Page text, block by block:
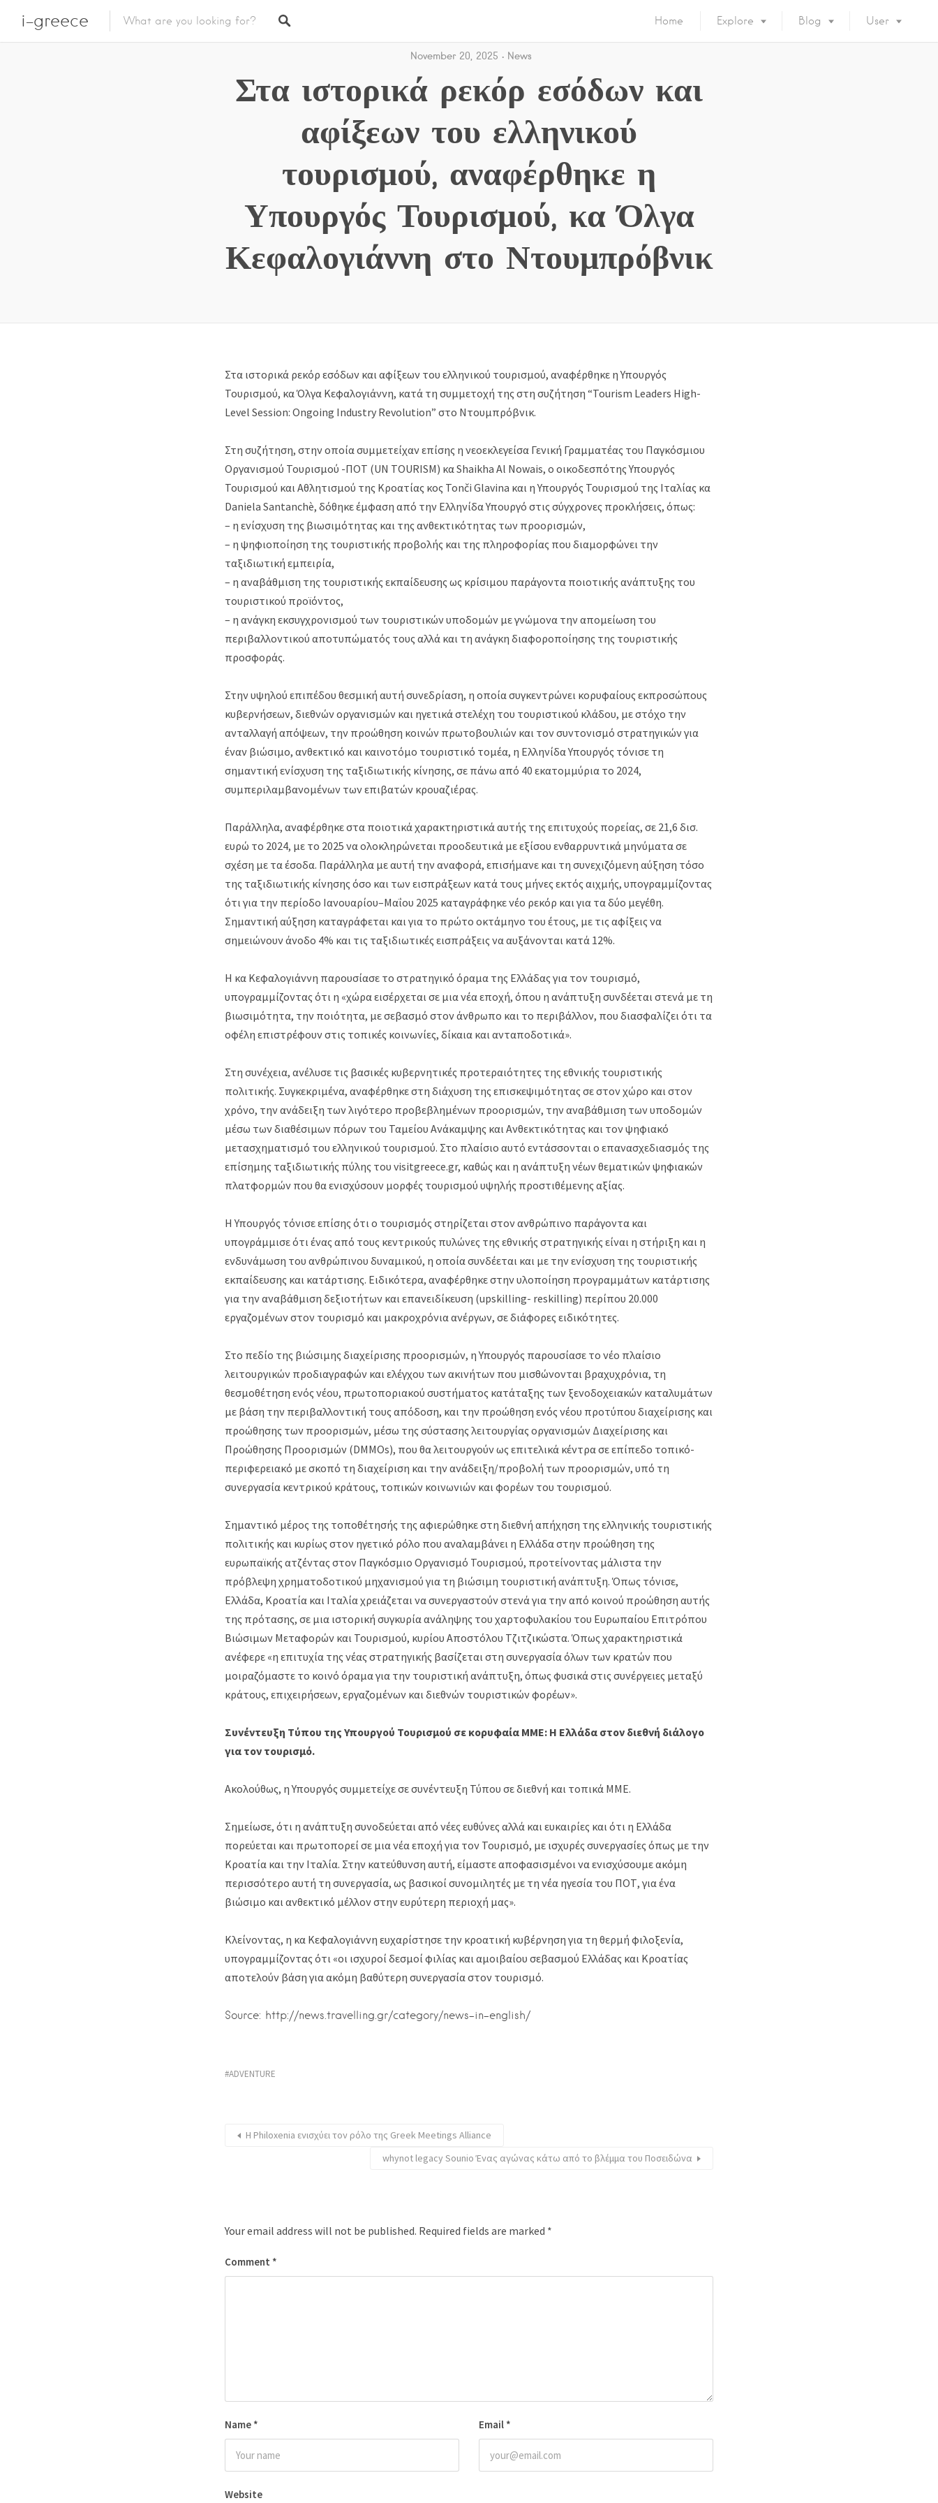
i-greece Home Explore Blog User
November 20, 2025 News
Στα ιστορικά ρεκόρ εσόδων και
αφίξεων του ελληνικού
τουρισμού, αναφέρθηκε η
Υπουργός Τουρισμού, κα Όλγα
Κεφαλογιάννη στο Ντουμπρόβνικ
Στα ιστορικά ρεκόρ εσόδων και αφίξεων του ελληνικού τουρισμού, αναφέρθηκε η Υπουργός
Τουρισμού, κα Όλγα Κεφαλογιάννη, κατά τη συμμετοχή της στη συζήτηση “Tourism Leaders High-
Level Session: Ongoing Industry Revolution” στο Ντουμπρόβνικ.
Στη συζήτηση, στην οποία συμμετείχαν επίσης η νεοεκλεγείσα Γενική Γραμματέας του Παγκόσμιου
Οργανισμού Τουρισμού -ΠΟΤ (UN TOURISM) κα Shaikha Al Nowais, ο οικοδεσπότης Υπουργός
Τουρισμού και Αθλητισμού της Κροατίας κος Tonči Glavina και η Υπουργός Τουρισμού της Ιταλίας κα
Daniela Santanchè, δόθηκε έμφαση από την Ελληνίδα Υπουργό στις σύγχρονες προκλήσεις, όπως:
– η ενίσχυση της βιωσιμότητας και της ανθεκτικότητας των προορισμών,
– ⁠η ψηφιοποίηση της τουριστικής προβολής και της πληροφορίας που διαμορφώνει την
ταξιδιωτική εμπειρία,
– ⁠η αναβάθμιση της τουριστικής εκπαίδευσης ως κρίσιμου παράγοντα ποιοτικής ανάπτυξης του
τουριστικού προϊόντος,
– ⁠η ανάγκη εκσυγχρονισμού των τουριστικών υποδομών με γνώμονα την απομείωση του
περιβαλλοντικού αποτυπώματός τους αλλά και τη ανάγκη διαφοροποίησης της τουριστικής
προσφοράς.
Στην υψηλού επιπέδου θεσμική αυτή συνεδρίαση, η οποία συγκεντρώνει κορυφαίους εκπροσώπους
κυβερνήσεων, διεθνών οργανισμών και ηγετικά στελέχη του τουριστικού κλάδου, με στόχο την
ανταλλαγή απόψεων, την προώθηση κοινών πρωτοβουλιών και τον συντονισμό στρατηγικών για
έναν βιώσιμο, ανθεκτικό και καινοτόμο τουριστικό τομέα, η Ελληνίδα Υπουργός τόνισε τη
σημαντική ενίσχυση της ταξιδιωτικής κίνησης, σε πάνω από 40 εκατομμύρια το 2024,
συμπεριλαμβανομένων των επιβατών κρουαζιέρας.
Παράλληλα, αναφέρθηκε στα ποιοτικά χαρακτηριστικά αυτής της επιτυχούς πορείας, σε 21,6 δισ.
ευρώ το 2024, με το 2025 να ολοκληρώνεται προοδευτικά με εξίσου ενθαρρυντικά μηνύματα σε
σχέση με τα έσοδα. Παράλληλα με αυτή την αναφορά, επισήμανε και τη συνεχιζόμενη αύξηση τόσο
της ταξιδιωτικής κίνησης όσο και των εισπράξεων κατά τους μήνες εκτός αιχμής, υπογραμμίζοντας
ότι για την περίοδο Ιανουαρίου–Μαΐου 2025 καταγράφηκε νέο ρεκόρ και για τα δύο μεγέθη.
Σημαντική αύξηση καταγράφεται και για το πρώτο οκτάμηνο του έτους, με τις αφίξεις να
σημειώνουν άνοδο 4% και τις ταξιδιωτικές εισπράξεις να αυξάνονται κατά 12%.
Η κα Κεφαλογιάννη παρουσίασε το στρατηγικό όραμα της Ελλάδας για τον τουρισμό,
υπογραμμίζοντας ότι η «χώρα εισέρχεται σε μια νέα εποχή, όπου η ανάπτυξη συνδέεται στενά με τη
βιωσιμότητα, την ποιότητα, με σεβασμό στον άνθρωπο και το περιβάλλον, που διασφαλίζει ότι τα
οφέλη επιστρέφουν στις τοπικές κοινωνίες, δίκαια και ανταποδοτικά».
Στη συνέχεια, ανέλυσε τις βασικές κυβερνητικές προτεραιότητες της εθνικής τουριστικής
πολιτικής. Συγκεκριμένα, αναφέρθηκε στη διάχυση της επισκεψιμότητας σε στον χώρο και στον
χρόνο, την ανάδειξη των λιγότερο προβεβλημένων προορισμών, την αναβάθμιση των υποδομών
μέσω των διαθέσιμων πόρων του Ταμείου Ανάκαμψης και Ανθεκτικότητας και τον ψηφιακό
μετασχηματισμό του ελληνικού τουρισμού. Στο πλαίσιο αυτό εντάσσονται ο επανασχεδιασμός της
επίσημης ταξιδιωτικής πύλης του visitgreece.gr, καθώς και η ανάπτυξη νέων θεματικών ψηφιακών
πλατφορμών που θα ενισχύσουν μορφές τουρισμού υψηλής προστιθέμενης αξίας.
Η Υπουργός τόνισε επίσης ότι ο τουρισμός στηρίζεται στον ανθρώπινο παράγοντα και
υπογράμμισε ότι ένας από τους κεντρικούς πυλώνες της εθνικής στρατηγικής είναι η στήριξη και η
ενδυνάμωση του ανθρώπινου δυναμικού, η οποία συνδέεται και με την ενίσχυση της τουριστικής
εκπαίδευσης και κατάρτισης. Ειδικότερα, αναφέρθηκε στην υλοποίηση προγραμμάτων κατάρτισης
για την αναβάθμιση δεξιοτήτων και επανειδίκευση (upskilling- reskilling) περίπου 20.000
εργαζομένων στον τουρισμό και μακροχρόνια ανέργων, σε διάφορες ειδικότητες.
Στο πεδίο της βιώσιμης διαχείρισης προορισμών, η Υπουργός παρουσίασε το νέο πλαίσιο
λειτουργικών προδιαγραφών και ελέγχου των ακινήτων που μισθώνονται βραχυχρόνια, τη
θεσμοθέτηση ενός νέου, πρωτοποριακού συστήματος κατάταξης των ξενοδοχειακών καταλυμάτων
με βάση την περιβαλλοντική τους απόδοση, και την προώθηση ενός νέου προτύπου διαχείρισης και
προώθησης των προορισμών, μέσω της σύστασης λειτουργίας οργανισμών Διαχείρισης και
Προώθησης Προορισμών (DMMOs), που θα λειτουργούν ως επιτελικά κέντρα σε επίπεδο τοπικό-
περιφερειακό με σκοπό τη διαχείριση και την ανάδειξη/προβολή των προορισμών, υπό τη
συνεργασία κεντρικού κράτους, τοπικών κοινωνιών και φορέων του τουρισμού.
Σημαντικό μέρος της τοποθέτησής της αφιερώθηκε στη διεθνή απήχηση της ελληνικής τουριστικής
πολιτικής και κυρίως στον ηγετικό ρόλο που αναλαμβάνει η Ελλάδα στην προώθηση της
ευρωπαϊκής ατζέντας στον Παγκόσμιο Οργανισμό Τουρισμού, προτείνοντας μάλιστα την
πρόβλεψη χρηματοδοτικού μηχανισμού για τη βιώσιμη τουριστική ανάπτυξη. Όπως τόνισε,
Ελλάδα, Κροατία και Ιταλία χρειάζεται να συνεργαστούν στενά για την από κοινού προώθηση αυτής
της πρότασης, σε μια ιστορική συγκυρία ανάληψης του χαρτοφυλακίου του Ευρωπαίου Επιτρόπου
Βιώσιμων Μεταφορών και Τουρισμού, κυρίου Αποστόλου Τζιτζικώστα. Όπως χαρακτηριστικά
ανέφερε «η επιτυχία της νέας στρατηγικής βασίζεται στη συνεργασία όλων των κρατών που
μοιραζόμαστε το κοινό όραμα για την τουριστική ανάπτυξη, όπως φυσικά στις συνέργειες μεταξύ
κράτους, επιχειρήσεων, εργαζομένων και διεθνών τουριστικών φορέων».
Συνέντευξη Τύπου της Υπουργού Τουρισμού σε κορυφαία ΜΜΕ: Η Ελλάδα στον διεθνή διάλογο
για τον τουρισμό.
Ακολούθως, η Υπουργός συμμετείχε σε συνέντευξη Τύπου σε διεθνή και τοπικά ΜΜΕ.
Σημείωσε, ότι η ανάπτυξη συνοδεύεται από νέες ευθύνες αλλά και ευκαιρίες και ότι η Ελλάδα
πορεύεται και πρωτοπορεί σε μια νέα εποχή για τον Τουρισμό, με ισχυρές συνεργασίες όπως με την
Κροατία και την Ιταλία. Στην κατεύθυνση αυτή, είμαστε αποφασισμένοι να ενισχύσουμε ακόμη
περισσότερο αυτή τη συνεργασία, ως βασικοί συνομιλητές με τη νέα ηγεσία του ΠΟΤ, για ένα
βιώσιμο και ανθεκτικό μέλλον στην ευρύτερη περιοχή μας».
Κλείνοντας, η κα Κεφαλογιάννη ευχαρίστησε την κροατική κυβέρνηση για τη θερμή φιλοξενία,
υπογραμμίζοντας ότι «οι ισχυροί δεσμοί φιλίας και αμοιβαίου σεβασμού Ελλάδας και Κροατίας
αποτελούν βάση για ακόμη βαθύτερη συνεργασία στον τουρισμό.
Source: http://news.travelling.gr/category/news-in-english/
ADVENTURE
Η Philoxenia ενισχύει τον ρόλο της Greek Meetings Alliance
whynot legacy Sounio Ένας αγώνας κάτω από το βλέμμα του Ποσειδώνα
Your email address will not be published. Required fields are marked *
Comment *
Name * Email *
Website